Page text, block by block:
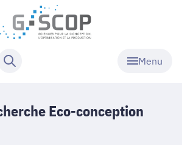
Menu
Eco-conception